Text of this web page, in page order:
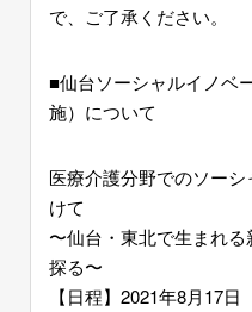
で、ご了承ください。
■仙台ソーシャルイノベ
施）について
医療介護分野でのソー
けて
〜仙台・東北で生まれ
探る〜
【日程】2021年8月17日